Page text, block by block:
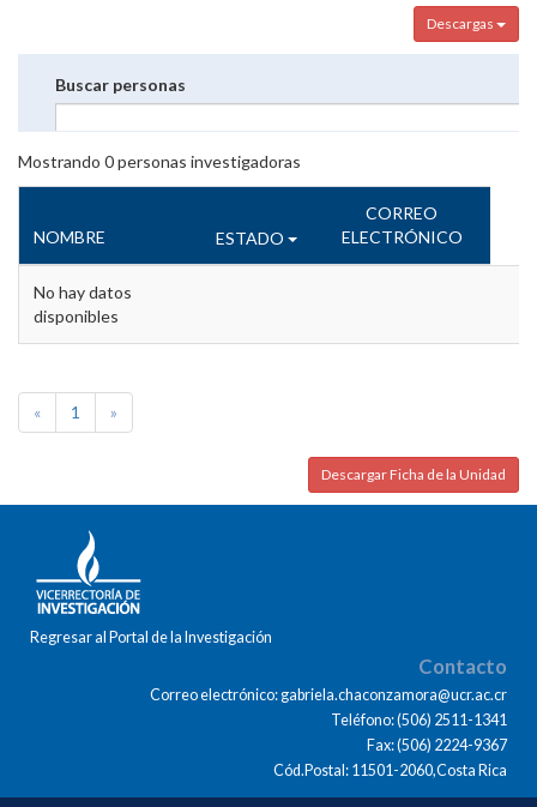
Descargas
Buscar personas
Mostrando 0personas investigadoras
NOMBRE ESTADO
CORREO
ELECTRÓNICO
No hay datos
disponibles
« 1 »
Descargar Ficha de la Unidad
Regresar al Portal de la Investigación
Contacto
Correo electrónico: gabriela.chaconzamora@ucr.ac.cr
Teléfono: (506) 2511-1341
Fax: (506) 2224-9367
Cód.Postal: 11501-2060,Costa Rica